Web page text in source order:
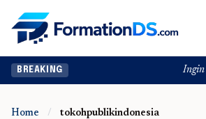
BREAKING Ingin
Home / tokohpublikindonesia